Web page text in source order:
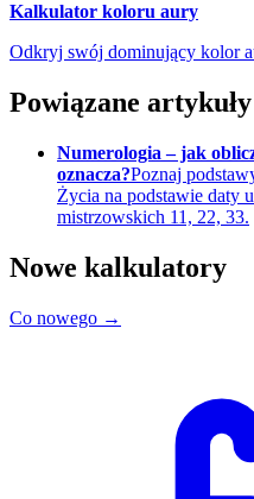
Kalkulator koloru aury
Odkryj swój dominujący kolor
Powiązane artykuły
Numerologia – jak
oznacza?Poznaj
Życia na podstawie daty
mistrzowskich 11, 22, 33.
Nowe kalkulatory
Co nowego →